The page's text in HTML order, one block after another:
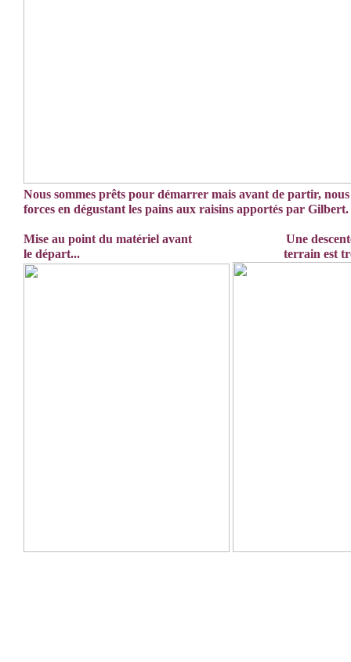
Nous sommes prêts pour démarrer mais avant de partir,
forces en dégustant les pains aux raisins apportés par Gilbert.
Mise au point du matériel avant Une descente
le départ... terrain est très